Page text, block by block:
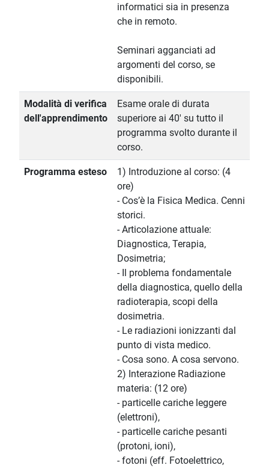
informatici sia in presenza
che in remoto.
Seminari agganciati ad
argomenti del corso, se
disponibili.
Modalità di verifica
dell'apprendimento
Esame orale di durata
superiore ai 40' su tutto il
programma svolto durante il
corso.
Programma esteso
1) Introduzione al corso: (4
ore)
- Cos’è la Fisica Medica. Cenni
storici.
- Articolazione attuale:
Diagnostica, Terapia,
Dosimetria;
- Il problema fondamentale
della diagnostica, quello della
radioterapia, scopi della
dosimetria.
- Le radiazioni ionizzanti dal
punto di vista medico.
- Cosa sono. A cosa servono.
2) Interazione Radiazione
materia: (12 ore)
- particelle cariche leggere
(elettroni),
- particelle cariche pesanti
(protoni, ioni),
- fotoni (eff. Fotoelettrico,